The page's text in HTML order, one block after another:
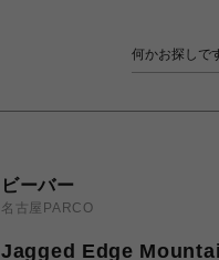
ビーバー
名古屋PARCO
Jagged Edge